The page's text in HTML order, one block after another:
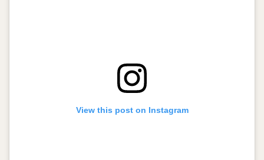
View this post on Instagram